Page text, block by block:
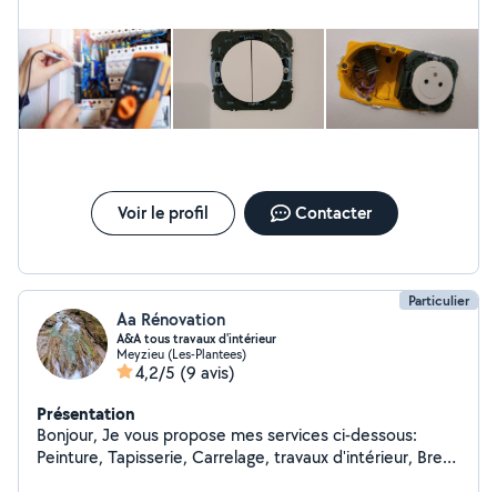
Voir le profil Contacter
Particulier
Aa Rénovation
A&A tous travaux d'intérieur
Meyzieu (Les-Plantees)
4,2/5 (9 avis)
Présentation
Bonjour, Je vous propose mes services ci-dessous:
Peinture, Tapisserie, Carrelage, travaux d'intérieur, Bref,